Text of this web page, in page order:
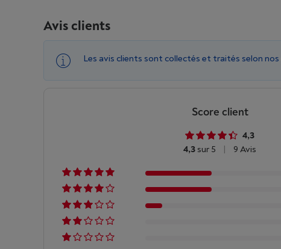
Avis clients
Les avis clients sont collectés et traités selon nos
Score client
4,3
4,3 sur 5 | 9 Avis